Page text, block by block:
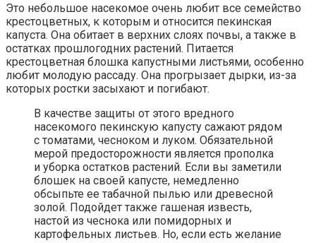
Это небольшое насекомое очень любит все семейство
крестоцветных, к которым и относится пекинская
капуста. Она обитает в верхних слоях почвы, а также в
остатках прошлогодних растений. Питается
крестоцветная блошка капустными листьями, особенно
любит молодую рассаду. Она прогрызает дырки, из-за
которых ростки засыхают и погибают.
В качестве защиты от этого вредного
насекомого пекинскую капусту сажают рядом
с томатами, чесноком и луком. Обязательной
мерой предосторожности является прополка
и уборка остатков растений. Если вы заметили
блошек на своей капусте, немедленно
обсыпьте ее табачной пылью или древесной
золой. Подойдет также гашеная известь,
настой из чеснока или помидорных и
картофельных листьев. Но, если есть желание